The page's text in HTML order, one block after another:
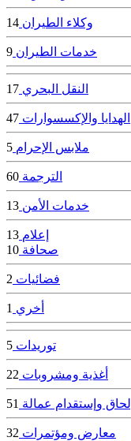
وكلاء الطيران 14
خدمات الطيران 9
النقل البحري 17
الهدايا والإكسسوارات 47
ملابس الإحرام 5
الترجمة 60
خدمات الأمن 13
إعلام 13
صحافة 10
فضائيات 2
أخري 1
توريدات 5
أغذية ومشروبات 22
إلحاق وإستقدام عمالة 51
معارض ومؤتمرات 32